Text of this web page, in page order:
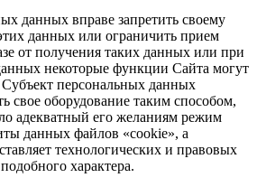
данных вправе запретить своему
данных или ограничить прием
от получения таких данных или при
некоторые функции Сайта могут
Субъект персональных данных
свое оборудование таким способом,
адекватный его желаниям режим
данных файлов «cookie», а
технологических и правовых
характера.